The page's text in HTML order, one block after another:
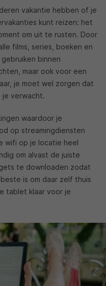
vakantie hebben of je
kunt reizen: het
om uit te rusten. Door
films, series, boeken en
binnen
maar ook voor een
je moet wel zorgen dat
je verwacht.
waardoor je
op streamingdiensten
wifi op je locatie heel
om alvast de juiste
te downloaden zodat
is om daar zelf thuis
tablet klaar voor je